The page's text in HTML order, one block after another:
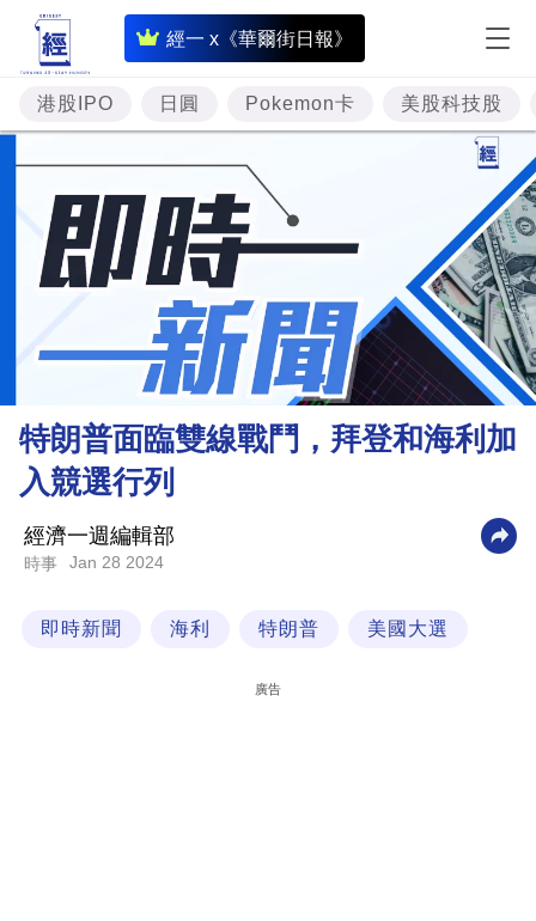
經一 x《華爾街日報》
即
時
財
經
專
題
投
資
樓
市
財
商
業
科
港股IPO 日圓 Pokemon卡 美股科技股
特朗普面臨雙線戰鬥，拜登和海利加
入競選行列
經濟一週編輯部
時事 Jan 28 2024
即時新聞 海利 特朗普 美國大選
廣告